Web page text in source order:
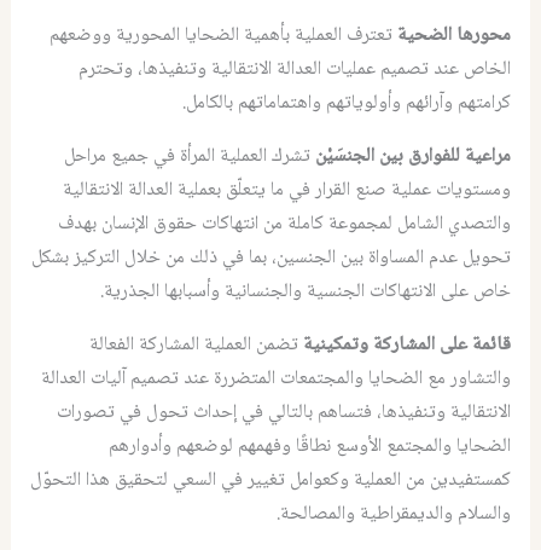
محورها الضحية تعترف العملية بأهمية الضحايا المحورية ووضعهم
الخاص عند تصميم عمليات العدالة الانتقالية وتنفيذها، وتحترم
كرامتهم وآرائهم وأولوياتهم واهتماماتهم بالكامل.
مراعية للفوارق بين الجنسَيْن تشرك العملية المرأة في جميع مراحل
ومستويات عملية صنع القرار في ما يتعلّق بعملية العدالة الانتقالية
والتصدي الشامل لمجموعة كاملة من انتهاكات حقوق الإنسان بهدف
تحويل عدم المساواة بين الجنسين، بما في ذلك من خلال التركيز بشكل
خاص على الانتهاكات الجنسية والجنسانية وأسبابها الجذرية.
قائمة على المشاركة وتمكينية تضمن العملية المشاركة الفعالة
والتشاور مع الضحايا والمجتمعات المتضررة عند تصميم آليات العدالة
الانتقالية وتنفيذها، فتساهم بالتالي في إحداث تحول في تصورات
الضحايا والمجتمع الأوسع نطاقًا وفهمهم لوضعهم وأدوارهم
كمستفيدين من العملية وكعوامل تغيير في السعي لتحقيق هذا التحوّل
والسلام والديمقراطية والمصالحة.